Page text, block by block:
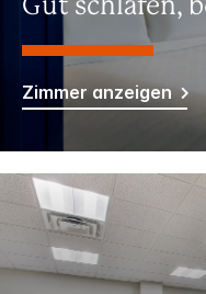
Gut schlafen,
Zimmer anzeigen